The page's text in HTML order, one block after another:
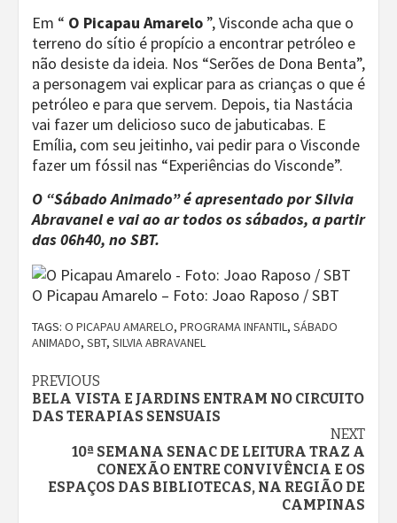
Em “ O Picapau Amarelo”, Visconde acha que o
terreno do sítio é propício a encontrar petróleo e
não desiste da ideia. Nos “Serões de Dona Benta”,
a personagem vai explicar para as crianças o que é
petróleo e para que servem. Depois, tia Nastácia
vai fazer um delicioso suco de jabuticabas. E
Emília, com seu jeitinho, vai pedir para o Visconde
fazer um fóssil nas “Experiências do Visconde”.
O “Sábado Animado” é apresentado por Silvia
Abravanel e vai ao ar todos os sábados, a partir
das 06h40, no SBT.
O Picapau Amarelo – Foto: Joao Raposo / SBT
TAGS: O PICAPAU AMARELO, PROGRAMA INFANTIL, SÁBADO
ANIMADO, SBT, SILVIA ABRAVANEL
Continue
Reading
PREVIOUS
BELA VISTA E JARDINS ENTRAM NO CIRCUITO
DAS TERAPIAS SENSUAIS
NEXT
10ª SEMANA SENAC DE LEITURA TRAZ A
CONEXÃO ENTRE CONVIVÊNCIA E OS
ESPAÇOS DAS BIBLIOTECAS, NA REGIÃO DE
CAMPINAS